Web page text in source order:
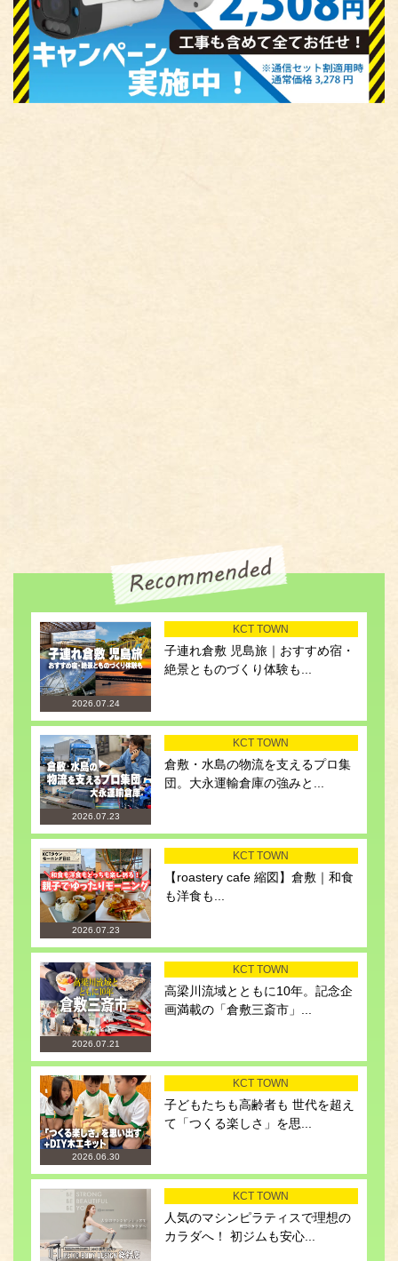
2026.07.24
KCT TOWN
子連れ倉敷 児島旅｜おすすめ宿・
絶景とものづくり体験も...
2026.07.23
KCT TOWN
倉敷・水島の物流を支えるプロ集
団。大永運輸倉庫の強みと...
2026.07.23
KCT TOWN
【roastery cafe 縮図】倉敷｜和食
も洋食も...
2026.07.21
KCT TOWN
高梁川流域とともに10年。記念企
画満載の「倉敷三斎市」...
2026.06.30
KCT TOWN
子どもたちも高齢者も 世代を超え
て「つくる楽しさ」を思...
KCT TOWN
人気のマシンピラティスで理想の
カラダへ！ 初ジムも安心...